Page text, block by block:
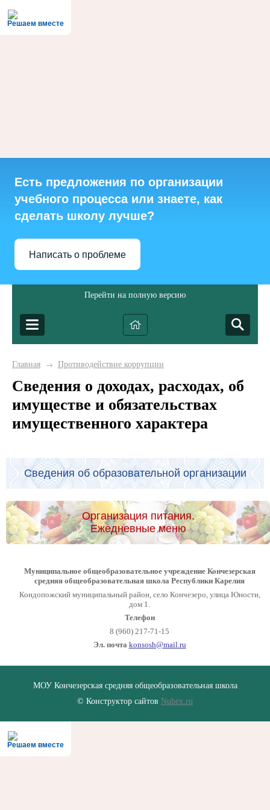
Решаем вместе
Есть предложения по организации
учебного процесса или знаете, как
сделать школу лучше?
Написать о проблеме
Перейти на полную версию
Главная → Противодействие коррупции
Сведения о доходах, расходах, об
имуществе и обязательствах
имущественного характера
Сведения об образовательной организации
Организация питания.
Ежедневные меню
Муниципальное общеобразовательное учреждение Кончезерская
средняя общеобразовательная школа Республики Карелия
Кондопожский муниципальный район, село Кончезеро, улица Юности,
дом 1.
Телефон
8 (960) 217-71-15
Эл. почта konsosh@mail.ru
МОУ Кончезерская средняя общеобразовательная школа
© Конструктор сайтов Nubex.ru
Решаем вместе